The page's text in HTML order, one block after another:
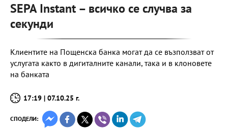
SEPA Instant – всичко се случва за
секунди
Клиентите на Пощенска банка могат да се възползват от
услугата както в дигиталните канали, така и в клоновете
на банката
17:19 | 07.10.25 г.
СПОДЕЛИ: